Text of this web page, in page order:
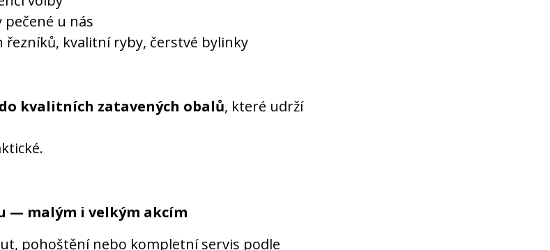
u nás
řezníků, kvalitní ryby, čerstvé bylinky
kvalitních zatavených obalů, které udrží
— malým i velkým akcím
pohoštění nebo kompletní servis podle